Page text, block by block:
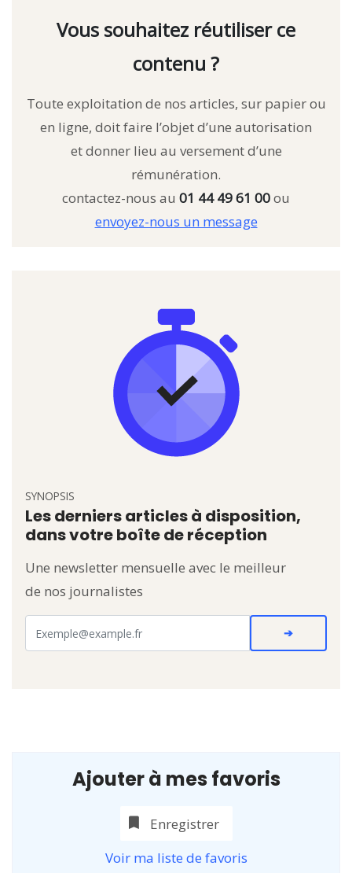
Ajouter à mes favoris
Enregistrer
Voir ma liste de favoris
Vous souhaitez réutiliser ce
contenu ?
Toute exploitation de nos articles, sur papier ou
en ligne, doit faire l’objet d’une autorisation
et donner lieu au versement d’une
rémunération.
contactez-nous au 01 44 49 61 00ou
envoyez-nous un message
SYNOPSIS
Les derniers articles à disposition,
dans votre boîte de réception
Une newsletter mensuelle avec le meilleur
de nos journalistes